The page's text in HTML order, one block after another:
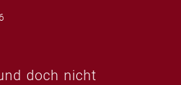
doch nicht